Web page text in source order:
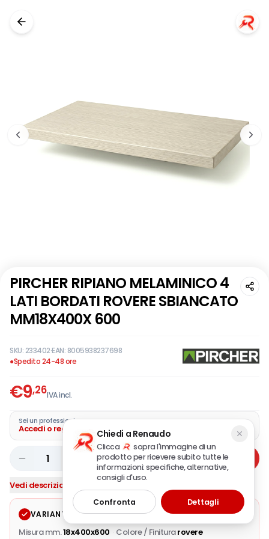
PIRCHER RIPIANO MELAMINICO 4
LATI BORDATI ROVERE SBIANCATO
MM18X400X 600
SKU:233402·EAN: 8005938237698
●Spedito 24-48 ore
€9,26IVA incl.
Sei un professionista?
Accedi o registra la tua azienda
1 Aggiungi
Vedi descrizione completa
VARIANTE SELEZIONATA Modifica
Misura mm.18x400x600 · Colore / Finiturarovere
Chiedi a Renaudo
Clicca
sopra l'immagine di un
prodotto per ricevere subito tutte le
informazioni: specifiche, alternative,
consigli d'uso.
Confronta Dettagli